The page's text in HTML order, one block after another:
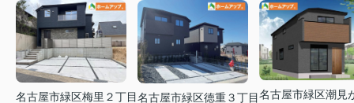
名古屋市緑区梅里２丁目名古屋市緑区徳重３丁目名古屋市緑区潮見